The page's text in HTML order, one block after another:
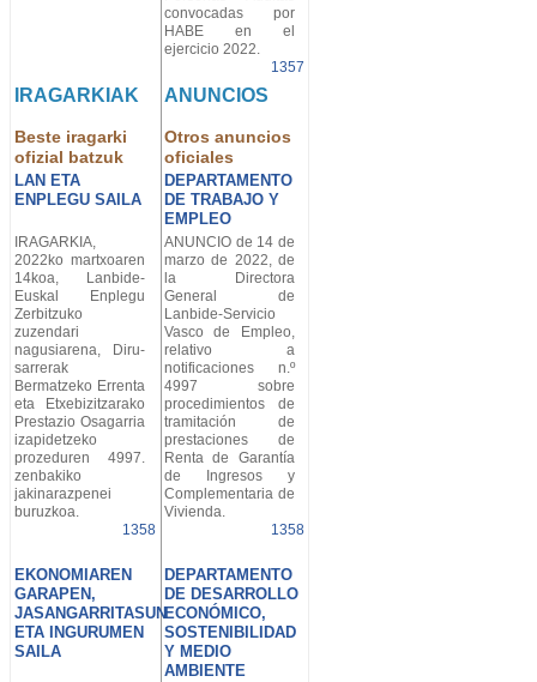
convocadas por
HABE en el
ejercicio 2022.
1357
IRAGARKIAK
Beste iragarki
ofizial batzuk
LAN ETA
ENPLEGU SAILA
ANUNCIOS
Otros anuncios
oficiales
DEPARTAMENTO
DE TRABAJO Y
EMPLEO
IRAGARKIA,
2022ko martxoaren
14koa, Lanbide-
Euskal Enplegu
Zerbitzuko
zuzendari
nagusiarena, Diru-
sarrerak
Bermatzeko Errenta
eta Etxebizitzarako
Prestazio Osagarria
izapidetzeko
prozeduren 4997.
zenbakiko
jakinarazpenei
buruzkoa.
1358
ANUNCIO de 14 de
marzo de 2022, de
la Directora
General de
Lanbide-Servicio
Vasco de Empleo,
relativo a
notificaciones n.º
4997 sobre
procedimientos de
tramitación de
prestaciones de
Renta de Garantía
de Ingresos y
Complementaria de
Vivienda.
1358
EKONOMIAREN
GARAPEN,
JASANGARRITASUN
ETA INGURUMEN
SAILA
DEPARTAMENTO
DE DESARROLLO
ECONÓMICO,
SOSTENIBILIDAD
Y MEDIO
AMBIENTE